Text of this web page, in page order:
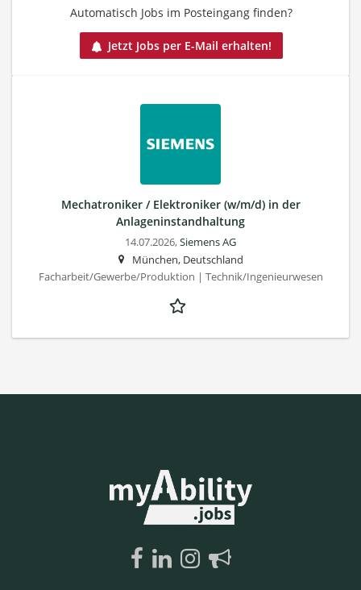
Automatisch Jobs im Posteingang finden?
Jetzt Jobs per E-Mail erhalten!
Mechatroniker / Elektroniker (w/m/d) in der
Anlageninstandhaltung
14.07.2026,Siemens AG
München, Deutschland
Facharbeit/Gewerbe/Produktion | Technik/Ingenieurwesen